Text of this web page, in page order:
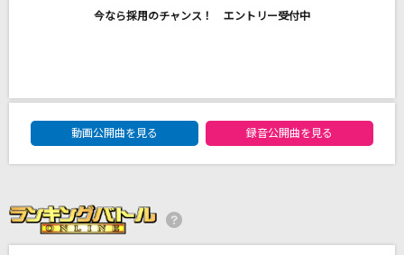
最後の雨
サザンオールスターズ
今なら採用のチャンス！ エントリー受付中
DAM★ともボーカルエントリーランキング
動画公開曲を見る
録音公開曲を見る